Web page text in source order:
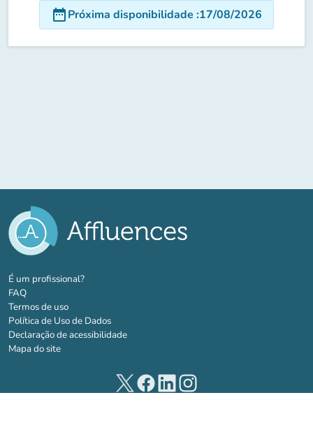
date_rangePróxima disponibilidade :17/08/2026
É um profissional?(novo separador)
FAQ
Termos de uso
Política de Uso de Dados
Declaração de acessibilidade
Mapa do site
(novo separador)
(novo separador)
(novo separador)